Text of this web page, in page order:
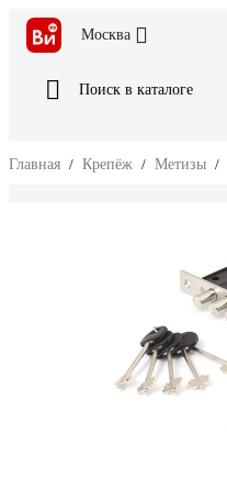
Москва
Поиск в каталоге
Главная / Крепёж / Метизы /